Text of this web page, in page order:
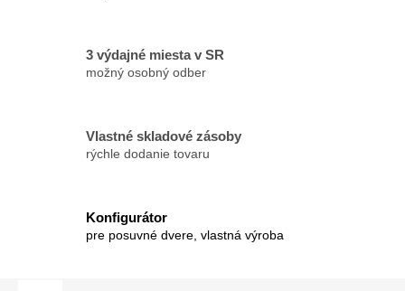
3 výdajné miesta v SR
možný osobný odber
Vlastné skladové zásoby
rýchle dodanie tovaru
Konfigurátor
pre posuvné dvere, vlastná výroba